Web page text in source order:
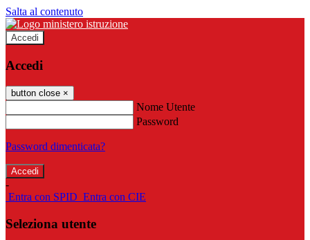
Salta al contenuto
Accedi
Accedi
button close ×
Nome Utente
Password
Password dimenticata?
-
Entra con SPID Entra con CIE
Seleziona utente